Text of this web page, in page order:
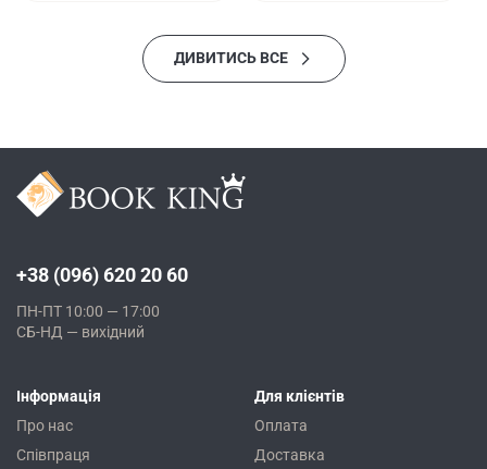
ДИВИТИСЬ ВСЕ
+38 (096) 620 20 60
ПН-ПТ 10:00 — 17:00
СБ-НД — вихідний
Інформація
Про нас
Співпраця
Для клієнтів
Оплата
Доставка